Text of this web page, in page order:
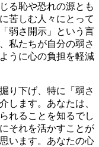
る恥や恐れの源とも
苦しむ人々にとって
弱さ開示」という言
私たちが自分の弱さ
うに心の負担を軽減
り下げ、特に「弱さ
します。あなたは、
れることを知るでし
それを活かすことが
います。あなたの心